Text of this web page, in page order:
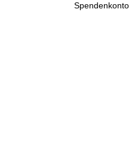
Spendenkonto